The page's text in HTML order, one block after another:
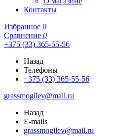
Контакты
Избранное 0
Сравнение 0
+375 (33) 365-55-56
Назад
Телефоны
+375 (33) 365-55-56
grassmogilev@mail.ru
Назад
E-mails
grassmogilev@mail.ru